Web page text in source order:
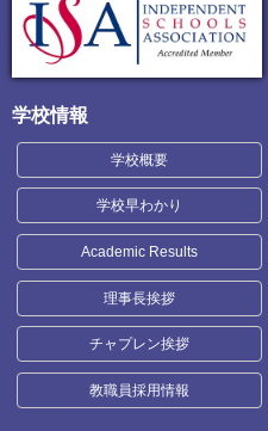
学校情報
学校概要
学校早わかり
Academic Results
理事長挨拶
チャプレン挨拶
教職員採用情報